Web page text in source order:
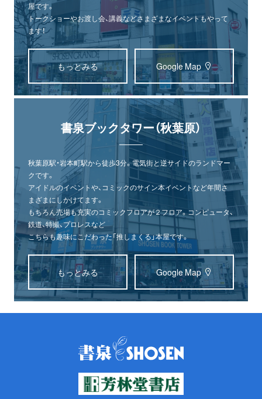
屋です。
トークショーやお渡し会、講義などさまざまなイベントもやって
ます！
もっとみる Google Map
書泉ブックタワー（秋葉原）
秋葉原駅・岩本町駅から徒歩3分。電気街と逆サイドのランドマー
クです。
アイドルのイベントや、コミックのサイン本イベントなど年間さ
まざまにしかけてます。
もちろん売場も充実のコミックフロアが２フロア。コンピュータ、
鉄道、特撮、プロレスなど
こちらも趣味にこだわった「推しまくる」本屋です。
もっとみる Google Map